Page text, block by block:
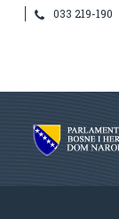
033 219-190